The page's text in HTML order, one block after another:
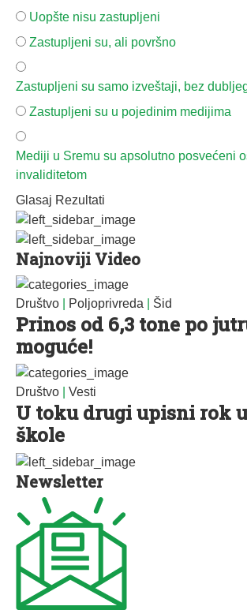
Uopšte nisu zastupljeni
Zastupljeni su, ali površno
Zastupljeni su samo izveštaji, bez
Zastupljeni su u pojedinim medijima
Mediji u Sremu su apsolutno posvećeni
invaliditetom
Glasaj Rezultati
Najnoviji Video
Društvo Poljoprivreda Šid
Prinos od 6,3 tone po
moguće!
Društvo Vesti
U toku drugi upisni rok
škole
Newsletter